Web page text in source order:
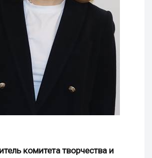
комитета творчества и